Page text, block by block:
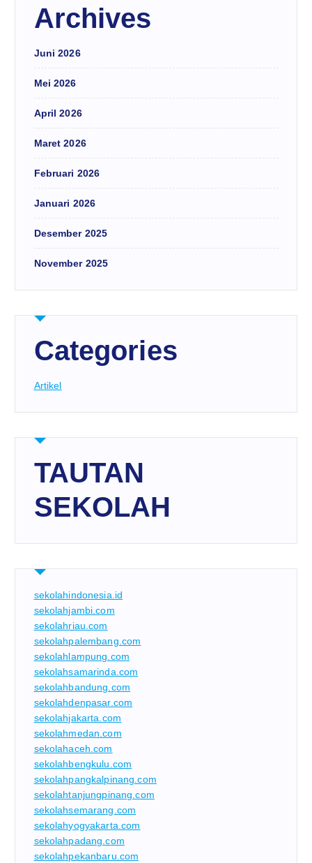
Archives
Juni 2026
Mei 2026
April 2026
Maret 2026
Februari 2026
Januari 2026
Desember 2025
November 2025
Categories
Artikel
TAUTAN
SEKOLAH
sekolahindonesia.id
sekolahjambi.com
sekolahriau.com
sekolahpalembang.com
sekolahlampung.com
sekolahsamarinda.com
sekolahbandung.com
sekolahdenpasar.com
sekolahjakarta.com
sekolahmedan.com
sekolahaceh.com
sekolahbengkulu.com
sekolahpangkalpinang.com
sekolahtanjungpinang.com
sekolahsemarang.com
sekolahyogyakarta.com
sekolahpadang.com
sekolahpekanbaru.com